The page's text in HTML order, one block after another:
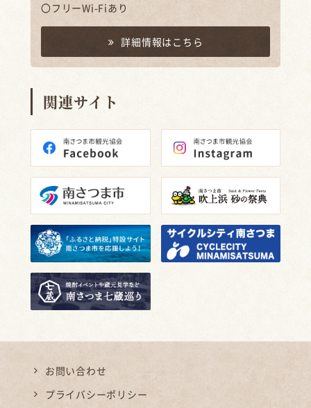
〇フリーWi-Fiあり
詳細情報はこちら
関連サイト
お問い合わせ
プライバシーポリシー